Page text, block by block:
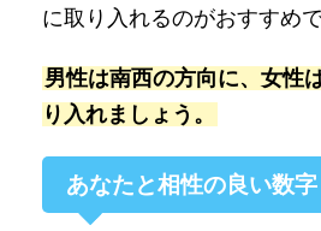
に取り入れるのがおすすめで
男性は南西の方向に、女性
り入れましょう。
あなたと相性の良い数字